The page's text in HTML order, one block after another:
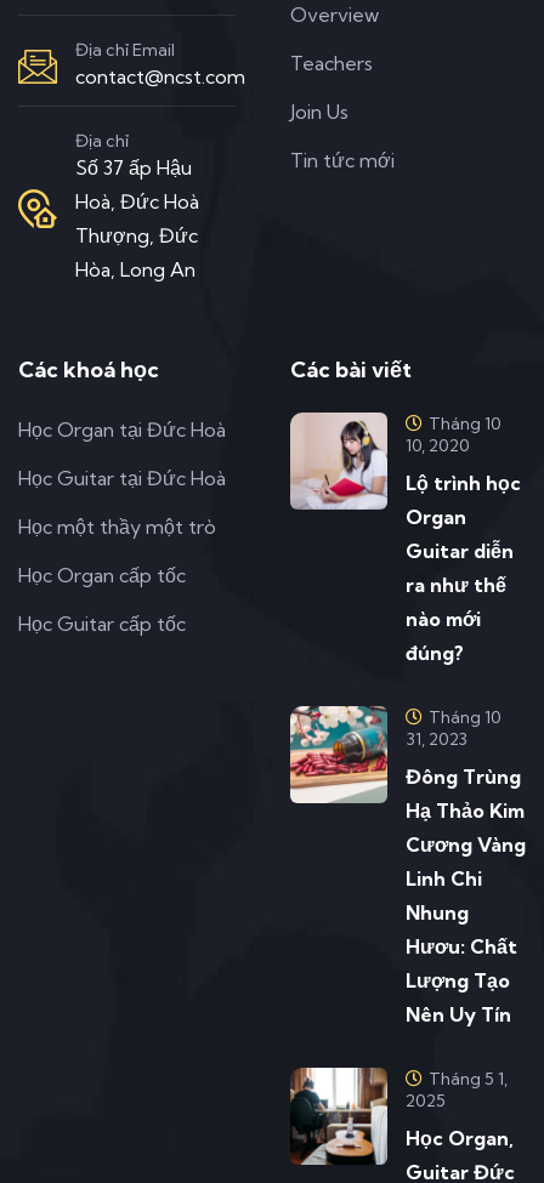
Địa chỉ Email
contact@ncst.com
Địa chỉ
Số 37 ấp Hậu
Hoà, Đức Hoà
Thượng, Đức
Hòa, Long An
Overview
Teachers
Join Us
Tin tức mới
Các khoá học
Học Organ tại Đức Hoà
Học Guitar tại Đức Hoà
Học một thầy một trò
Học Organ cấp tốc
Học Guitar cấp tốc
Các bài viết
Tháng 10
10, 2020
Lộ trình học
Organ
Guitar diễn
ra như thế
nào mới
đúng?
Tháng 10
31, 2023
Đông Trùng
Hạ Thảo Kim
Cương Vàng
Linh Chi
Nhung
Hươu: Chất
Lượng Tạo
Nên Uy Tín
Tháng 5 1,
2025
Học Organ,
Guitar Đức